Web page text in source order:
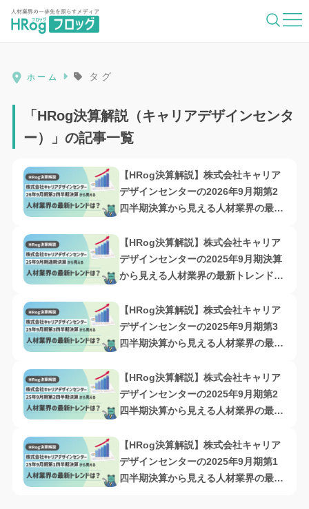
HRog | 人材業界の一歩先を照らすメディ
ホーム タグ
「HRog決算解説（キャリアデザインセンタ
ー）」の記事一覧
【HRog決算解説】株式会社キャリア
デザインセンターの2026年9月期第2
四半期決算から見える人材業界の最新
【HRog決算解説】株式会社キャリア
デザインセンターの2025年9月期決算
から見える人材業界の最新トレンド
【HRog決算解説】株式会社キャリア
デザインセンターの2025年9月期第3
四半期決算から見える人材業界の最新
【HRog決算解説】株式会社キャリア
デザインセンターの2025年9月期第2
四半期決算から見える人材業界の最新
【HRog決算解説】株式会社キャリア
デザインセンターの2025年9月期第1
四半期決算から見える人材業界の最新